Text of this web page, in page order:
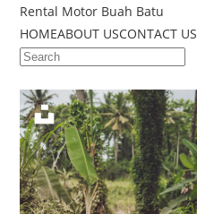
Rental Motor Buah Batu
HOMEABOUT USCONTACT US